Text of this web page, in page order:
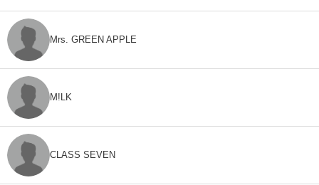
Mrs. GREEN APPLE
M!LK
CLASS SEVEN